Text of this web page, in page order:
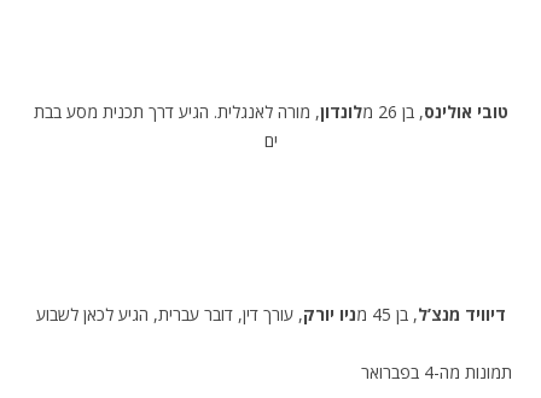
טובי אולינס, בן 26 מ לונדון, מורה לאנגלית. הגיע דרך תכנית מסע בבת
ים
דיוויד מנצ’ל, בן 45 מ ניו יורק, עורך דין, דובר עברית, הגיע לכאן לשבוע
תמונות מה-4 בפברואר